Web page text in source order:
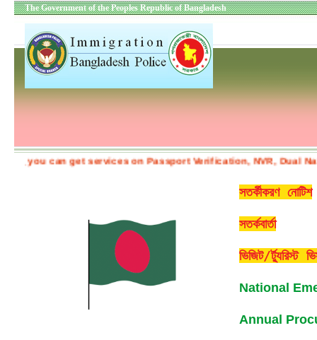
The Government of the Peoples Republic of Bangladesh
can get services on Passport Verification, NVR, Dual
সতর্কীকরণ নোটিশ
সতর্কবার্তা
ভিজিট/র্ট্যুরিস্ট
National
Annual